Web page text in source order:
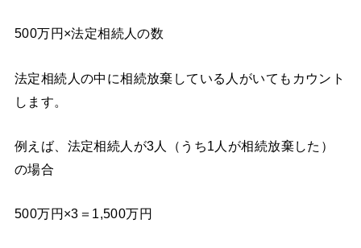
500万円×法定相続人の数
法定相続人の中に相続放棄している人がいてもカウント
します。
例えば、法定相続人が3人（うち1人が相続放棄した）
の場合
500万円×3＝1,500万円